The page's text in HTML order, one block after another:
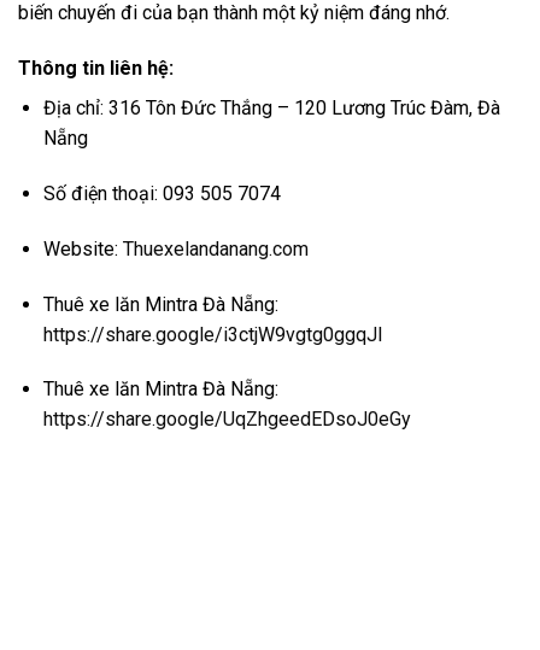
biến chuyến đi của bạn thành một kỷ niệm đáng nhớ.
Thông tin liên hệ:
Địa chỉ: 316 Tôn Đức Thắng – 120 Lương Trúc Đàm, Đà
Nẵng
Số điện thoại: 093 505 7074
Website: Thuexelandanang.com
Thuê xe lăn Mintra Đà Nẵng:
https://share.google/i3ctjW9vgtg0ggqJl
Thuê xe lăn Mintra Đà Nẵng:
https://share.google/UqZhgeedEDsoJ0eGy